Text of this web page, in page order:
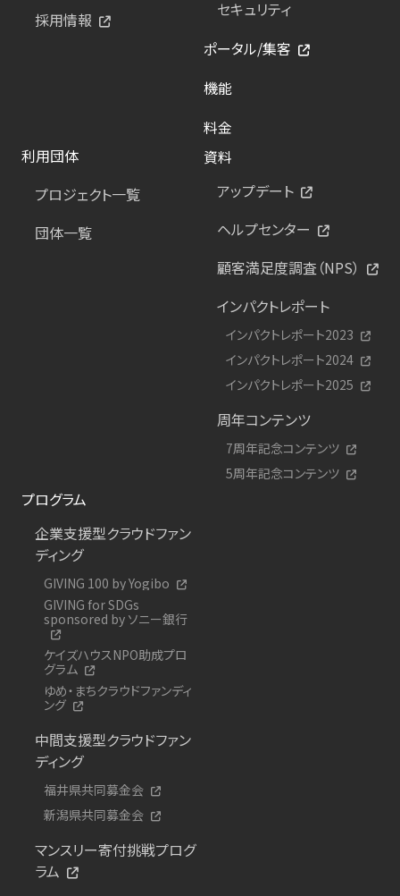
採用情報
セキュリティ
ポータル/集客
機能
料金
利用団体
プロジェクト一覧
団体一覧
資料
アップデート
ヘルプセンター
顧客満足度調査（NPS）
インパクトレポート
インパクトレポート2023
インパクトレポート2024
インパクトレポート2025
周年コンテンツ
7周年記念コンテンツ
5周年記念コンテンツ
プログラム
企業支援型クラウドファン
ディング
GIVING 100 by Yogibo
GIVING for SDGs
sponsored by ソニー銀行
ケイズハウスNPO助成プロ
グラム
ゆめ・まちクラウドファンディ
ング
中間支援型クラウドファン
ディング
福井県共同募金会
新潟県共同募金会
マンスリー寄付挑戦プログ
ラム